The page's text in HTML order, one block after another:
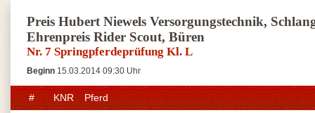
Preis Hubert Niewels Versorgungstechnik,
Ehrenpreis Rider Scout, Büren
Nr. 7 Springpferdeprüfung Kl. L
Beginn 15.03.2014 09:30 Uhr
# KNR Pferd